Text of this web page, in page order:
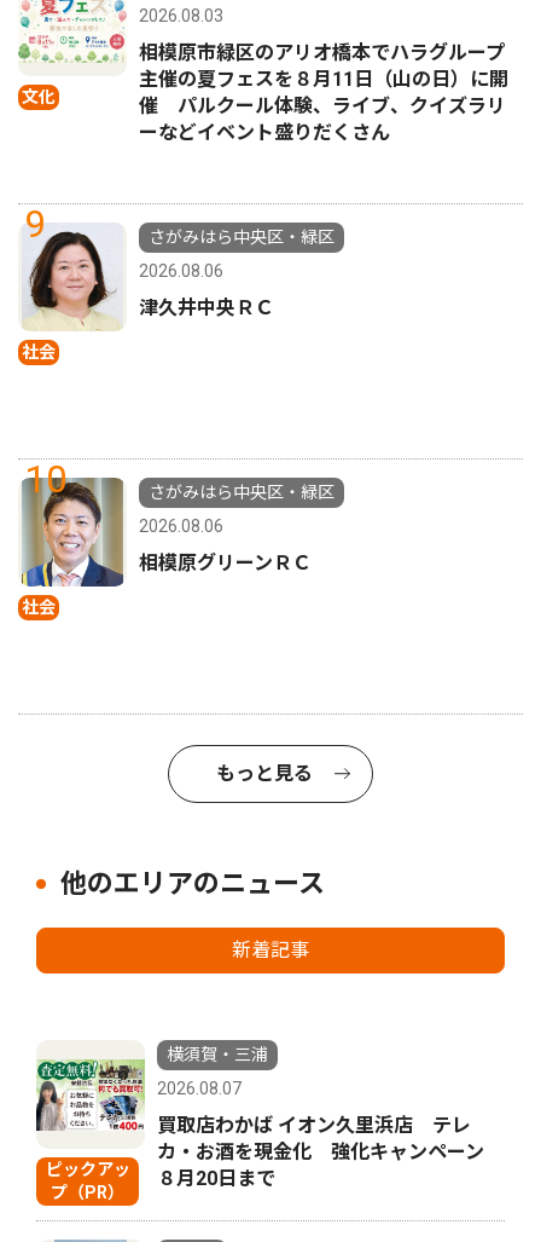
文化
2026.08.03
相模原市緑区のアリオ橋本でハラグループ
主催の夏フェスを８月11日（山の日）に開
催 パルクール体験、ライブ、クイズラリ
ーなどイベント盛りだくさん
9
社会
さがみはら中央区・緑区
2026.08.06
津久井中央ＲＣ
10
社会
さがみはら中央区・緑区
2026.08.06
相模原グリーンＲＣ
もっと見る
他のエリアのニュース
新着記事
ピックアッ
プ（PR）
横須賀・三浦
2026.08.07
買取店わかば イオン久里浜店 テレ
カ・お酒を現金化 強化キャンペーン
８月20日まで